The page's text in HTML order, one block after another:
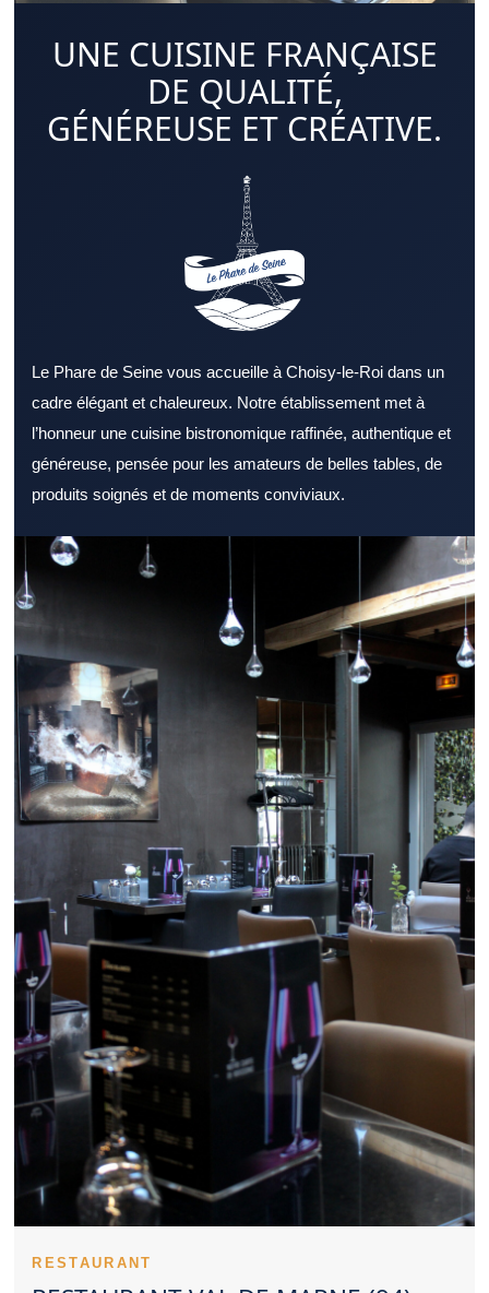
UNE CUISINE FRANÇAISE
DE QUALITÉ,
GÉNÉREUSE ET CRÉATIVE.
Le Phare de Seine vous accueille à Choisy-le-Roi dans un
cadre élégant et chaleureux. Notre établissement met à
l’honneur une cuisine bistronomique raffinée, authentique et
généreuse, pensée pour les amateurs de belles tables, de
produits soignés et de moments conviviaux.
Explorer un Restaurant Val de Marne attractif permet de
combiner saveurs, service et confort. Un Restaurant Val de
Marne s’adresse aussi bien aux couples qu’aux groupes d’amis.
L’ambiance générale d’un Restaurant Val de Marne peut
marquer positivement les convives. L’offre d’un Restaurant Val
de Marne devient plus attractive lorsqu’elle reste diversifiée.
L’utilisation de produits frais reste un repère fiable pour juger un
Restaurant Val de Marne. Le service dans un Restaurant Val de
Marne influence fortement l’avis final des clients. L’emplacement
d’un Restaurant Val de Marne peut simplifier l’organisation d’un
repas. Un Restaurant Val de Marne capable de servir
rapidement séduit les actifs. Le soir, un Restaurant Val de Marne
chaleureux attire ceux qui recherchent un bon moment. Pour
recevoir des partenaires, un Restaurant Val de Marne sérieux
peut être pertinent. La perception du prix joue un rôle important
dans le choix d’un Restaurant Val de Marne. Les spécialités
proposées par un Restaurant Val de Marne peuvent créer une
vraie identité. Un Restaurant Val de Marne sérieux veille à
maintenir le même niveau d’exigence. Les commentaires en
ligne apportent des repères avant de tester un Restaurant Val de
Marne. La cuisine d’un Restaurant Val de Marne peut s’orienter
vers la tradition ou l’innovation. Penser à réserver un Restaurant
Val de Marne permet d’éviter l’attente. Un Restaurant Val de
Marne adapté aux familles offre un cadre rassurant pour tous.
Une sortie en couple peut être valorisée par un Restaurant Val
de Marne soigné. Une présentation travaillée constitue un atout
supplémentaire pour un Restaurant Val de Marne. Un
Restaurant Val de Marne sérieux accorde une attention
constante à la propreté. L’expérience dans un Restaurant Val de
Marne dépend d’un ensemble cohérent de critères.
Un Restaurant Val de Marne peut rapidement devenir une table
recherchée. La personnalité d’un Restaurant Val de Marne se
ressent dès les premiers instants. Le professionnalisme des
serveurs soutient la qualité d’un Restaurant Val de Marne. Le
Restaurant Val de Marne. Les entrées d’un Restaurant Val de
RESTAURANT